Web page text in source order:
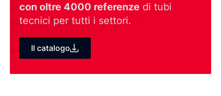
con oltre 4000 referenze di tubi
tecnici per tutti i settori.
Il catalogo